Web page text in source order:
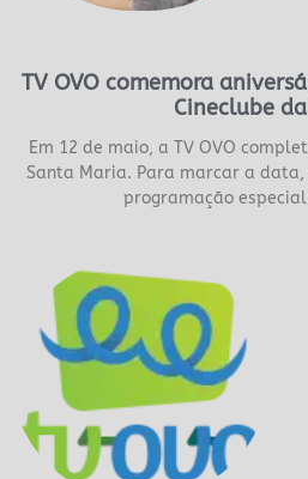
TV OVO comemora
Cineclube
Em 12 de maio, a TV OVO
Santa Maria. Para marcar a data,
programação especial